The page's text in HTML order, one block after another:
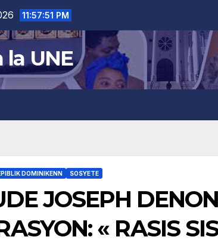
11:57:52 PM
la UNE
DOMINIKENN SOSYETE
JOSEPH
« RASIS